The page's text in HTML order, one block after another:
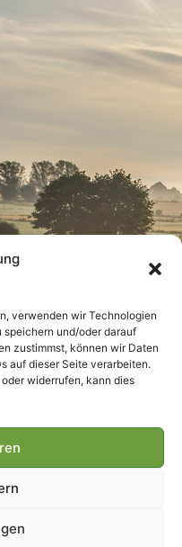
verwenden wir Technologien
und/oder darauf
zustimmst, können wir Daten
auf dieser Seite verarbeiten.
widerrufen, kann dies
Bis nächst